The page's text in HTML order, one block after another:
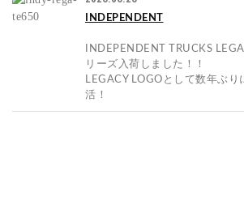
INDEPENDENT
INDEPENDENT TRUCKS
リーズ入荷しました！！
LEGACY LOGOとして数年ぶり
活！